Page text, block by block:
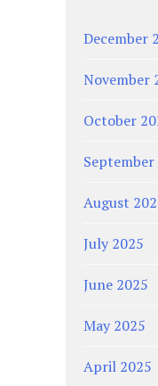
December
November
October
September
August
July 2025
June 2025
May 2025
April 2025